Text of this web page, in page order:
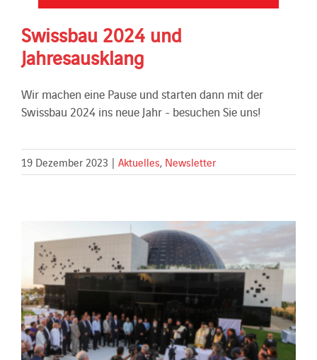
Swissbau 2024 und
Jahresausklang
Wir machen eine Pause und starten dann mit der
Swissbau 2024 ins neue Jahr - besuchen Sie uns!
19 Dezember 2023 | Aktuelles, Newsletter